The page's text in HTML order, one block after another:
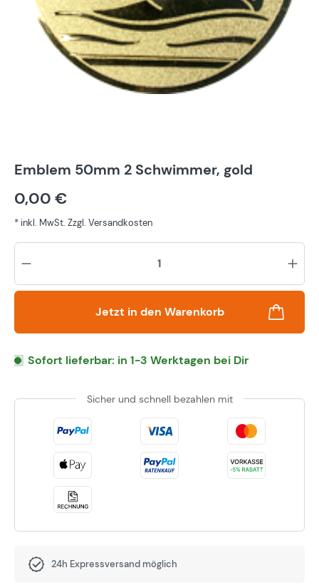
Emblem 50mm 2 Schwimmer, gold
0,00 €
* inkl. MwSt. Zzgl. Versandkosten
Jetzt in den Warenkorb
Sofort lieferbar: in 1-3 Werktagen bei Dir
Sicher und schnell bezahlen mit
24h Expressversand möglich